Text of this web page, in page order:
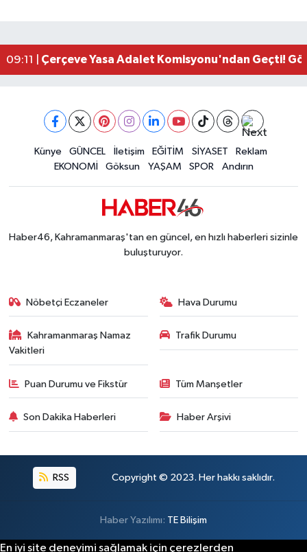
09:11 | Çerçeve Yasa Adalet Komisyonu'ndan Geçti!
09:04 |Kahramanmaraş'taki Okul Saldırısı TBMM
Kahramanmaraş'ta Pusula Maraş Eğitim
Kahramanmaraş'ta Tarım İçin Su Seferberliği
20:02 |Kahramanmaraş'ta 5 Kilometrelik Yolda Sıcak
Künye GÜNCEL İletişim EĞİTİM SİYASET
Reklam
EKONOMİ
Göksun YAŞAM SPOR Andırın
Haber46, Kahramanmaraş'tan en güncel, en hızlı haberleri sizinle
buluşturuyor.
Nöbetçi Eczaneler Hava Durumu
Kahramanmaraş Namaz
Vakitleri
Trafik Durumu
Puan Durumu ve Fikstür Tüm Manşetler
Son Dakika Haberleri Haber Arşivi
RSS Copyright © 2023. Her hakkı saklıdır.
Haber Yazılımı: TE Bilişim
En iyi site deneyimi sağlamak için çerezlerden